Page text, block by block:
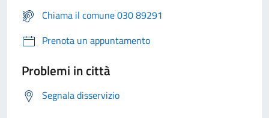
Chiama il comune 030 89291
Prenota un appuntamento
Problemi in città
Segnala disservizio